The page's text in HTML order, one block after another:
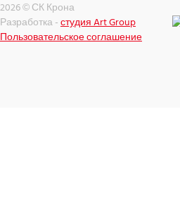
2026 © СК Крона
Разработка -студия Art Group
Пользовательское соглашение